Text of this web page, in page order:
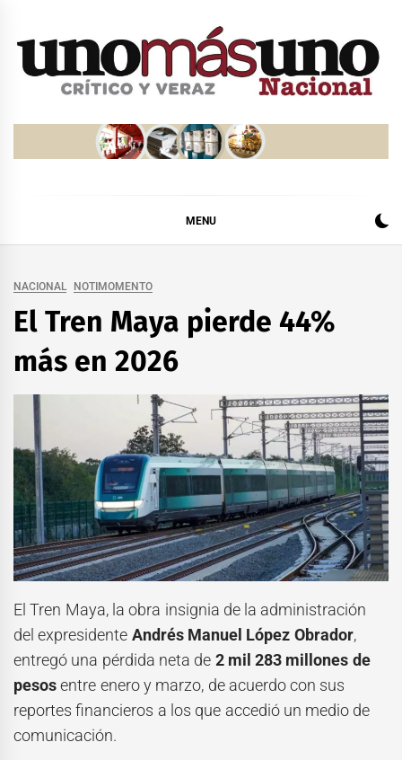
MENU
NACIONAL NOTIMOMENTO
El Tren Maya pierde 44%
más en 2026
El Tren Maya, la obra insignia de la administración
del expresidente Andrés Manuel López Obrador,
entregó una pérdida neta de 2 mil 283 millones de
pesosentre enero y marzo, de acuerdo con sus
reportes financieros a los que accedió un medio de
comunicación.